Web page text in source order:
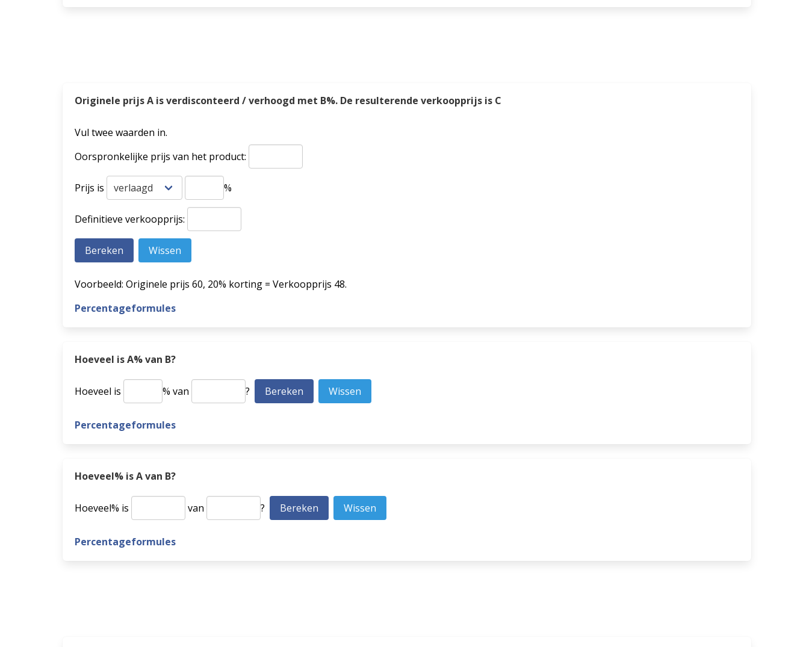
Originele prijs A is verdisconteerd / verhoogd met B%. De resulterende verkoopprijs is C
Vul twee waarden in.
Oorspronkelijke prijs van het product:
Prijs is %
Definitieve verkoopprijs:
Voorbeeld: Originele prijs 60, 20% korting = Verkoopprijs 48.
Percentageformules
Hoeveel is A% van B?
Hoeveel is % van ?
Percentageformules
Hoeveel% is A van B?
Hoeveel% is van ?
Percentageformules